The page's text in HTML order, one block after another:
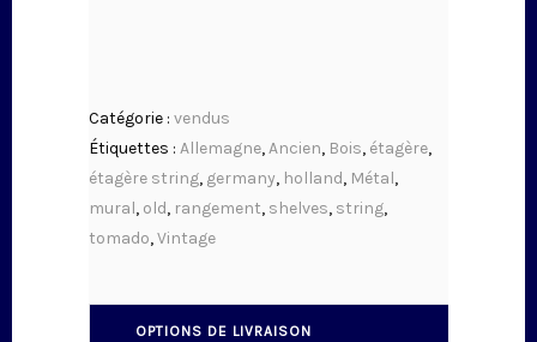
Catégorie : vendus
Étiquettes : Allemagne,Ancien, Bois, étagère,
étagère string, germany, holland, Métal,
mural, old, rangement, shelves, string,
tomado,Vintage
OPTIONS DE LIVRAISON